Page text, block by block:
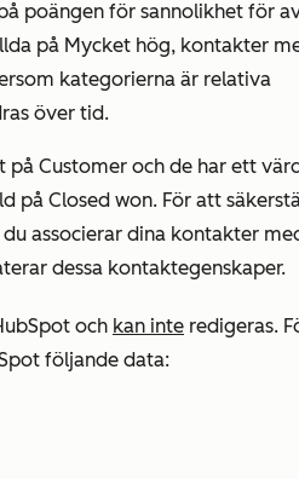
poängen för sannolikhet för
på Mycket hög, kontakter
kategorierna är relativa
över tid.
på Customer och de har ett
på Closed won. För att
associerar dina kontakter
dessa kontaktegenskaper.
och kan inte redigeras.
följande data: